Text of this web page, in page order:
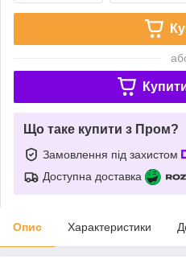
Що таке купити з Пром?
Замовлення під захистом
Доступна доставка
Опис Характеристики